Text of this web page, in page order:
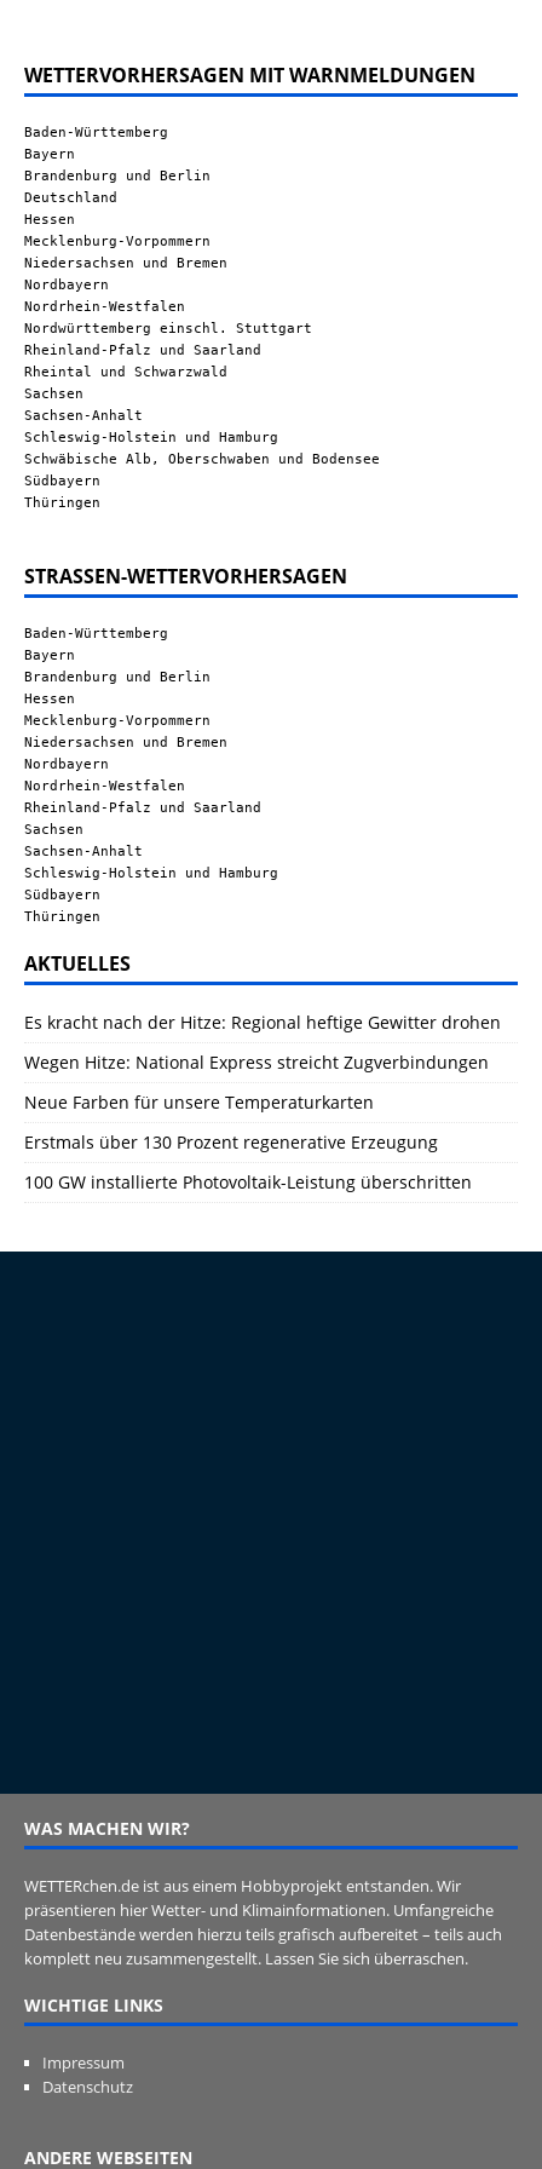
WETTERVORHERSAGEN MIT WARNMELDUNGEN
Baden-Württemberg
Bayern
Brandenburg und Berlin
Deutschland
Hessen
Mecklenburg-Vorpommern
Niedersachsen und Bremen
Nordbayern
Nordrhein-Westfalen
Nordwürttemberg einschl. Stuttgart
Rheinland-Pfalz und Saarland
Rheintal und Schwarzwald
Sachsen
Sachsen-Anhalt
Schleswig-Holstein und Hamburg
Schwäbische Alb, Oberschwaben und Bodensee
Südbayern
Thüringen
STRASSEN-WETTERVORHERSAGEN
Baden-Württemberg
Bayern
Brandenburg und Berlin
Hessen
Mecklenburg-Vorpommern
Niedersachsen und Bremen
Nordbayern
Nordrhein-Westfalen
Rheinland-Pfalz und Saarland
Sachsen
Sachsen-Anhalt
Schleswig-Holstein und Hamburg
Südbayern
Thüringen
AKTUELLES
Es kracht nach der Hitze: Regional heftige Gewitter drohen
Wegen Hitze: National Express streicht Zugverbindungen
Neue Farben für unsere Temperaturkarten
Erstmals über 130 Prozent regenerative Erzeugung
100 GW installierte Photovoltaik-Leistung überschritten
WAS MACHEN WIR?
WETTERchen.de ist aus einem Hobbyprojekt entstanden. Wir
präsentieren hier Wetter- und Klimainformationen. Umfangreiche
Datenbestände werden hierzu teils grafisch aufbereitet – teils auch
komplett neu zusammengestellt. Lassen Sie sich überraschen.
WICHTIGE LINKS
Impressum
Datenschutz
ANDERE WEBSEITEN